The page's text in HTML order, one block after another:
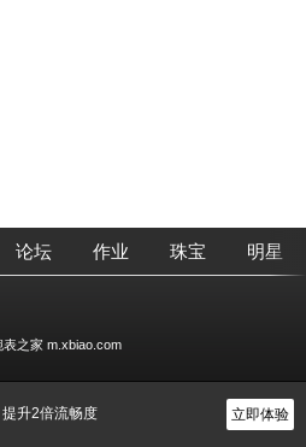
升2倍流畅度 立即体验
论坛 作业 珠宝 明星
之家 m.xbiao.com